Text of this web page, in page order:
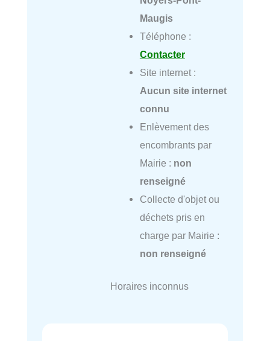
Maugis
Téléphone :
Contacter
Site internet :
Aucun site internet
connu
Enlèvement des
encombrants par
Mairie : non
renseigné
Collecte d'objet ou
déchets pris en
charge par Mairie :
non renseigné
Horaires inconnus